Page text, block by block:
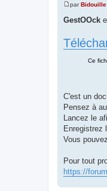
M
s
a
g
parBidouille
GestOOck
C'est un
Pensez à
Lancez le
Enregistrez
Vous
Pour tout
https://